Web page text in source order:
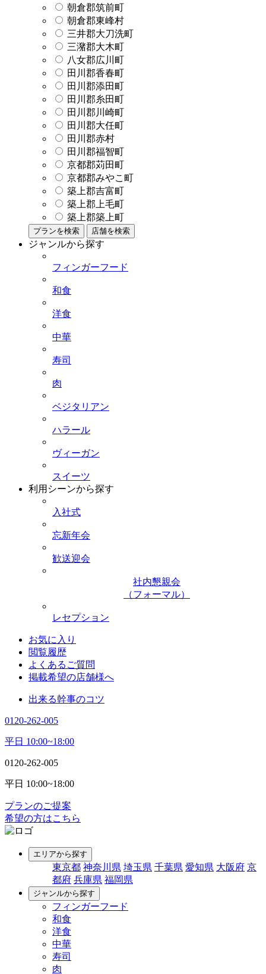
朝倉郡筑前町
朝倉郡東峰村
三井郡大刀洗町
三潴郡大木町
八女郡広川町
田川郡香春町
田川郡添田町
田川郡糸田町
田川郡川崎町
田川郡大任町
田川郡赤村
田川郡福智町
京都郡苅田町
京都郡みやこ町
築上郡吉富町
築上郡上毛町
築上郡築上町
プランを検索 店舗を検索
ジャンルから探す
フィンガーフード
和食
洋食
中華
寿司
肉
ベジタリアン
ハラール
ヴィーガン
スイーツ
利用シーンから探す
入社式
忘新年会
歓送迎会
社内懇親会
（フォーマル）
レセプション
お気に入り
閲覧履歴
よくあるご質問
掲載希望の店舗様へ
出来る幹事のコツ
0120-262-005
平日 10:00~18:00
0120-262-005
平日 10:00~18:00
プランのご提案
希望の方はこちら
エリアから探す
東京都 神奈川県 埼玉県 千葉県 愛知県 大阪府 京
都府 兵庫県 福岡県
ジャンルから探す
フィンガーフード
和食
洋食
中華
寿司
肉